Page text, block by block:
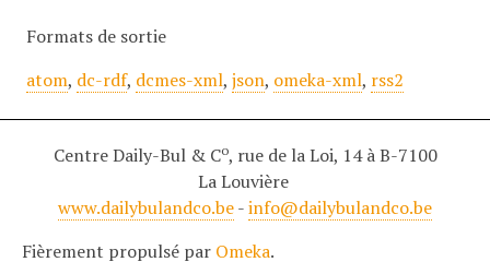
Formats de sortie
atom, dc-rdf, dcmes-xml, json, omeka-xml, rss2
Centre Daily-Bul & Co, rue de la Loi, 14 à B-7100
La Louvière
www.dailybulandco.be-info@dailybulandco.be
Fièrement propulsé par Omeka.